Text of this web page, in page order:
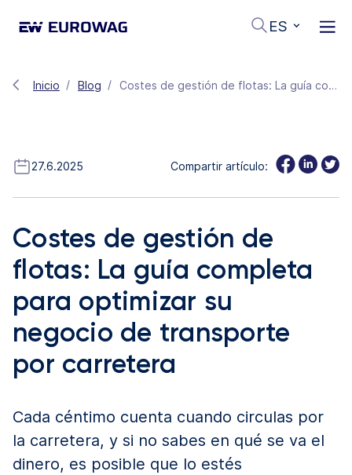
ES
Inicio Blog Costes de gestión de flotas: La guía completa para optimizar su negocio de transporte por carretera
27.6.2025 Compartir artículo:
Costes de gestión de
flotas: La guía completa
para optimizar su
negocio de transporte
por carretera
Cada céntimo cuenta cuando circulas por
la carretera, y si no sabes en qué se va el
dinero, es posible que lo estés